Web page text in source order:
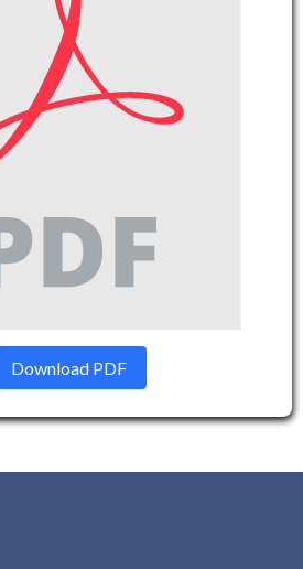
Download PDF